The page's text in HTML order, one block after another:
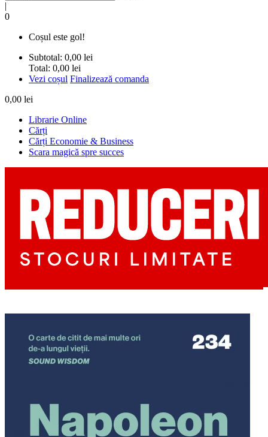
|
0
Coșul este gol!
Subtotal: 0,00 lei
Total: 0,00 lei
Vezi coșul Finalizează comanda
0,00 lei
Librarie Online
Cărți
Cărți Economie & Business
Scara magică spre succes